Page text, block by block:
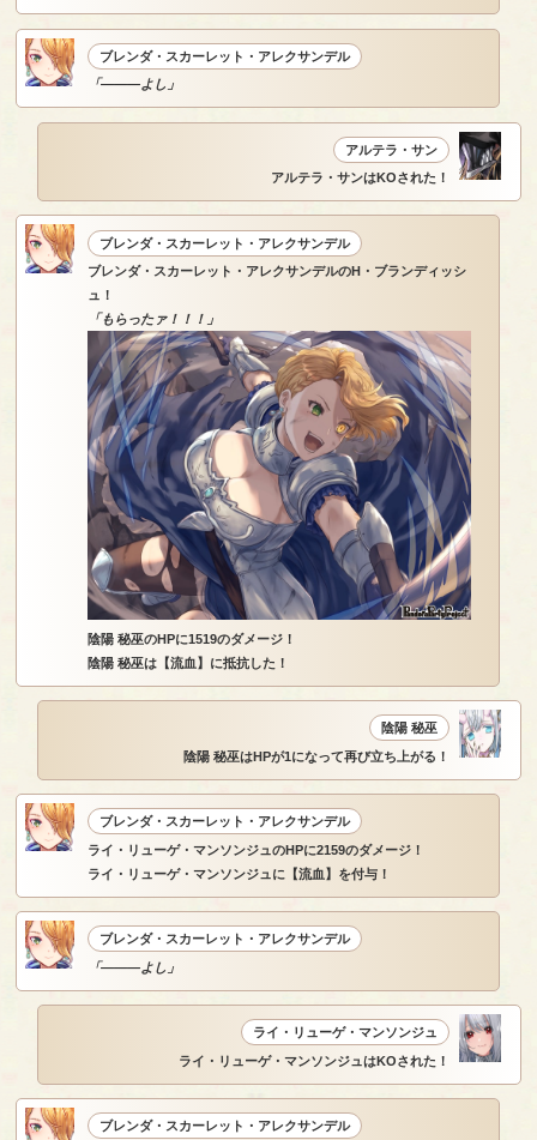
ブレンダ・スカーレット・アレクサンデル
「―――よし」
アルテラ・サン
アルテラ・サンはKOされた！
ブレンダ・スカーレット・アレクサンデル
ブレンダ・スカーレット・アレクサンデルのH・ブランディッシ
ュ！
「もらったァ！！！」
陰陽 秘巫のHPに1519のダメージ！
陰陽 秘巫は【流血】に抵抗した！
陰陽 秘巫
陰陽 秘巫はHPが1になって再び立ち上がる！
ブレンダ・スカーレット・アレクサンデル
ライ・リューゲ・マンソンジュのHPに2159のダメージ！
ライ・リューゲ・マンソンジュに【流血】を付与！
ブレンダ・スカーレット・アレクサンデル
「―――よし」
ライ・リューゲ・マンソンジュ
ライ・リューゲ・マンソンジュはKOされた！
ブレンダ・スカーレット・アレクサンデル